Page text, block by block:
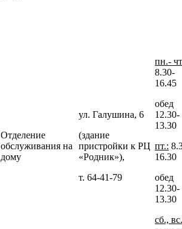
Отделение
обслуживания на
дому
ул. Галушина, 6
(здание
пристройки к РЦ
«Родник»),
т. 64-41-79
пн.-
8.30-
16.45
обед
12.30-
13.30
пт.:
16.30
обед
12.30-
13.30
сб., вс.